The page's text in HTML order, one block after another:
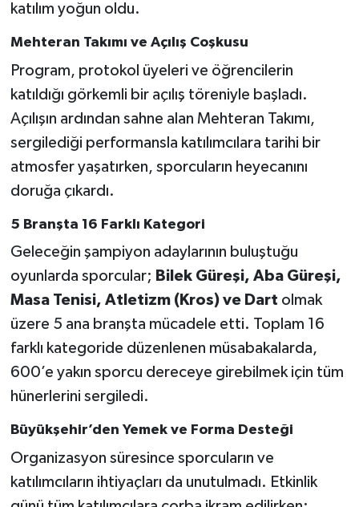
katılım yoğun oldu.
Mehteran Takımı ve Açılış Coşkusu
Program, protokol üyeleri ve öğrencilerin
katıldığı görkemli bir açılış töreniyle başladı.
Açılışın ardından sahne alan Mehteran Takımı,
sergilediği performansla katılımcılara tarihi bir
atmosfer yaşatırken, sporcuların heyecanını
doruğa çıkardı.
5 Branşta 16 Farklı Kategori
Geleceğin şampiyon adaylarının buluştuğu
oyunlarda sporcular; Bilek Güreşi, Aba Güreşi,
Masa Tenisi, Atletizm (Kros) ve Dart olmak
üzere 5 ana branşta mücadele etti. Toplam 16
farklı kategoride düzenlenen müsabakalarda,
600’e yakın sporcu dereceye girebilmek için tüm
hünerlerini sergiledi.
Büyükşehir’den Yemek ve Forma Desteği
Organizasyon süresince sporcuların ve
katılımcıların ihtiyaçları da unutulmadı. Etkinlik